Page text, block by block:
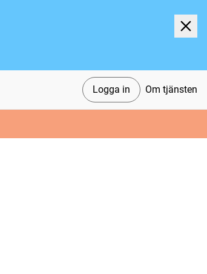
Logga in Om tjänsten